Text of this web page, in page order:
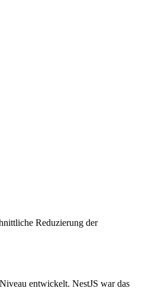
Reduzierung der
entwickelt. NestJS war das